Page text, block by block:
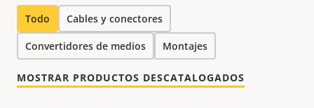
Todo Cables y conectores
Convertidores de medios Montajes
MOSTRAR PRODUCTOS DESCATALOGADOS